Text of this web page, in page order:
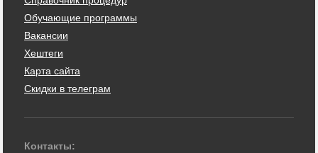
Обучающие программы
Вакансии
Хештеги
Карта сайта
Скидки в телеграм
Контакты: